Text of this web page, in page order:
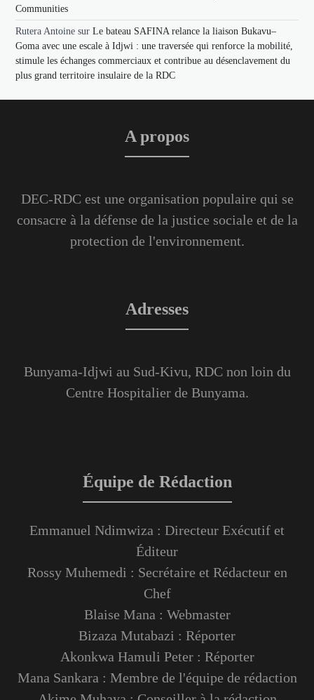
Communities
Rutera Antoine surLe bateau SAFINA relance la liaison Bukavu–
Goma avec une escale à Idjwi : une traversée qui renforce la mobilité,
stimule les échanges commerciaux et contribue au désenclavement du
plus grand territoire insulaire de la RDC
A propos
DEC-RDC est une organisation populaire qui se
consacre à la défense de la justice sociale et de la
protection de l'environnement.
Adresses
Bunyama-Idjwi au Sud-Kivu, RDC non loin du
Centre Hospitalier de Bunyama.
Équipe de Rédaction
Emmanuel Ndimwiza : Directeur Exécutif et
Éditeur
Rossy Muhemedi : Secrétaire et Rédacteur en
Chef
Blaise Mana : Webmaster
Bizaza Mutabazi : Réporter
Akonkwa Hamuli Peter : Réporter
Mana Sankara : Membre de l'équipe de rédaction